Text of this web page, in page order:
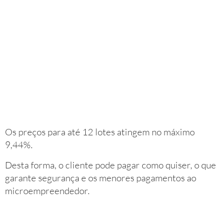
Os preços para até 12 lotes atingem no máximo
9,44%.
Desta forma, o cliente pode pagar como quiser, o que
garante segurança e os menores pagamentos ao
microempreendedor.